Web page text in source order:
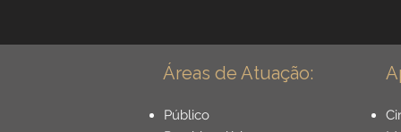
Especial para Cirurgião
Dentista - Guia Completo
Áreas de Atuação:
Público